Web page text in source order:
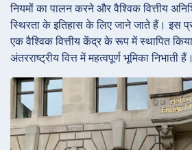
नियमों का पालन करने और वैश्विक वित्तीय
स्थिरता के इतिहास के लिए जाने जाते हैं। इस
एक वैश्विक वित्तीय केंद्र के रूप में स्थापित
अंतरराष्ट्रीय वित्त में महत्वपूर्ण भूमिका निभाती हैं।